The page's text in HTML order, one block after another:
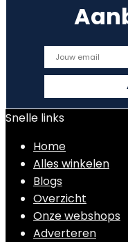
Snelle links
Home
Alles winkelen
Blogs
Overzicht
Onze webshops
Adverteren